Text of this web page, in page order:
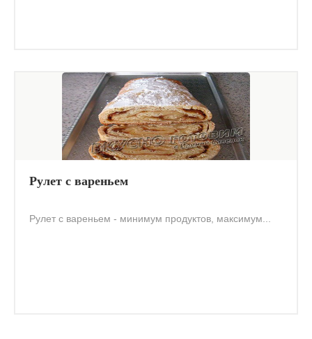
Рулет с вареньем
Рулет с вареньем - минимум продуктов, максимум...